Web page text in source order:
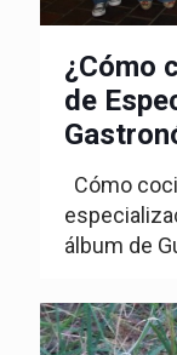
¿Cómo
de
Cómo
álbum de